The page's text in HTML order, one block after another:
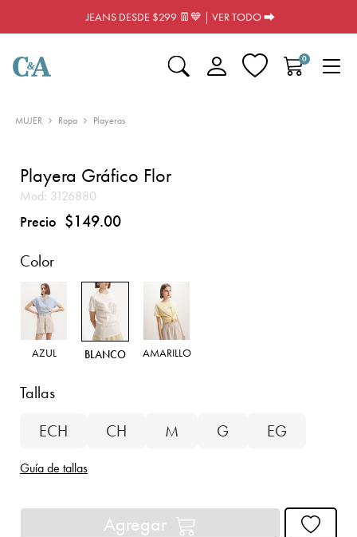
JEANS DESDE $299 👖💙 | VER TODO ⮕
0
MUJER Ropa Playeras
Playera Gráfico Flor
Mod: 3126880
Precio $149.00
Color
AZUL BLANCO AMARILLO
Tallas
ECH
CH M G EG
Guía de tallas
Agregar